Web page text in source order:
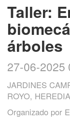
Taller:
árboles
27-06-2025
JARDINES
ROYO,
Organizado por